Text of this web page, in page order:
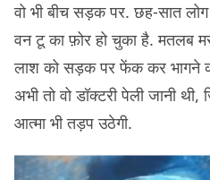
वो भी बीच सड़क पर. छह-सात
वन टू का फ़ोर हो चुका है. मतलब
लाश को सड़क पर फेंक कर भागने
अभी तो वो डॉक्टरी पेली जानी
आत्मा भी तड़प उठेगी.